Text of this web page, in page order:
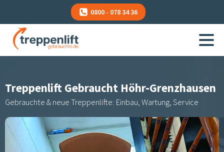
0800 - 078 34 36
Treppenlift Gebraucht Höhr-Grenzhausen
Gebrauchte & neue Treppenlifte: Einbau, Wartung, Service